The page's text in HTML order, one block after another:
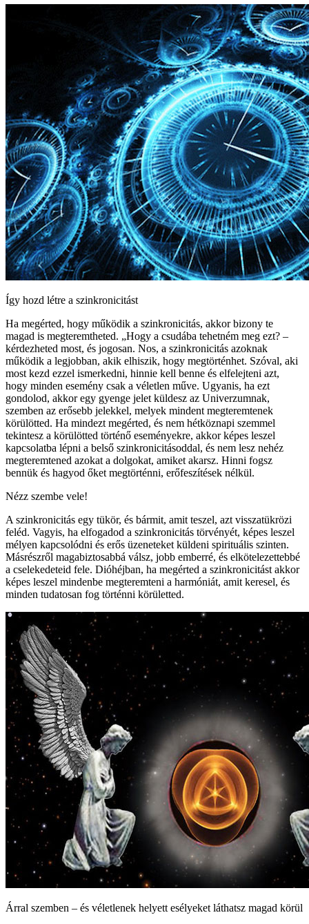
Így hozd létre a szinkronicitást
Ha megérted, hogy működik a szinkronicitás, akkor bizony te
magad is megteremtheted. „Hogy a csudába tehetném meg ezt? –
kérdezheted most, és jogosan. Nos, a szinkronicitás azoknak
működik a legjobban, akik elhiszik, hogy megtörténhet. Szóval, aki
most kezd ezzel ismerkedni, hinnie kell benne és elfelejteni azt,
hogy minden esemény csak a véletlen műve. Ugyanis, ha ezt
gondolod, akkor egy gyenge jelet küldesz az Univerzumnak,
szemben az erősebb jelekkel, melyek mindent megteremtenek
körülötted. Ha mindezt megérted, és nem hétköznapi szemmel
tekintesz a körülötted történő eseményekre, akkor képes leszel
kapcsolatba lépni a belső szinkronicitásoddal, és nem lesz nehéz
megteremtened azokat a dolgokat, amiket akarsz. Hinni fogsz
bennük és hagyod őket megtörténni, erőfeszítések nélkül.
Nézz szembe vele!
A szinkronicitás egy tükör, és bármit, amit teszel, azt visszatükrözi
feléd. Vagyis, ha elfogadod a szinkronicitás törvényét, képes leszel
mélyen kapcsolódni és erős üzeneteket küldeni spirituális szinten.
Másrészről magabiztosabbá válsz, jobb emberré, és elkötelezettebbé
a cselekedeteid fele. Dióhéjban, ha megérted a szinkronicitást akkor
képes leszel mindenbe megteremteni a harmóniát, amit keresel, és
minden tudatosan fog történni körületted.
Árral szemben – és véletlenek helyett esélyeket láthatsz magad körül